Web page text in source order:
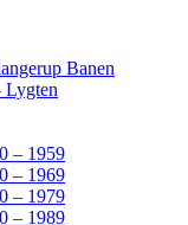
Banen
Lygten
– 1959
– 1969
– 1979
– 1989